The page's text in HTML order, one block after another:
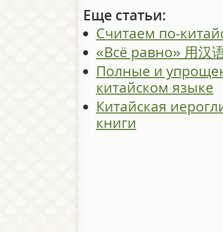
Еще статьи:
Считаем по-
«Всё равно» 用汉
Полные и
китайском языке
Китайская
книги